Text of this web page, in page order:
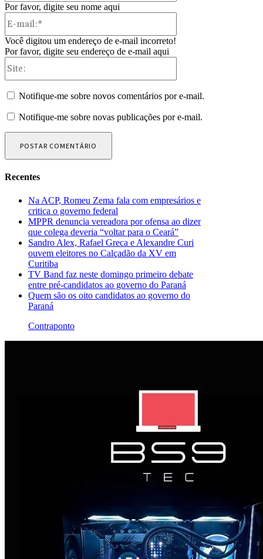
Por favor, digite seu nome aqui
Você digitou um endereço de e-mail incorreto!
Por favor, digite seu endereço de e-mail aqui
Notifique-me sobre novos comentários por e-mail.
Notifique-me sobre novas publicações por e-mail.
Recentes
Na ACP, Romeu Zema fala com empresários e
critica o governo federal
MPPR denuncia vereadora por ofensa ao dizer
que colega deveria “voltar para o Ceará”
Sandro Alex, Rafael Greca e Alexandre Curi
ouvem eleitores no Calçadão da XV em
Curitiba
TV Band faz neste domingo primeiro debate
entre pré-candidatos ao governo do Paraná
Quem são os oito candidatos ao governo do
Paraná
Contraponto